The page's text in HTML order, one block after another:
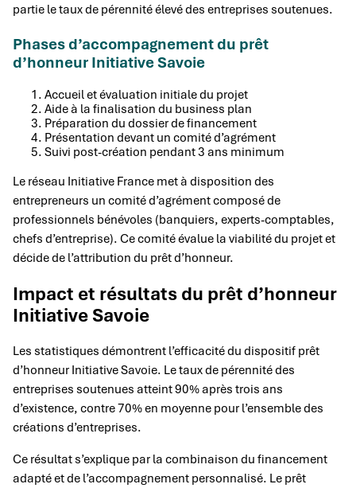
partie le taux de pérennité élevé des entreprises soutenues.
Phases d’accompagnement du prêt
d’honneur Initiative Savoie
Accueil et évaluation initiale du projet
Aide à la finalisation du business plan
Préparation du dossier de financement
Présentation devant un comité d’agrément
Suivi post-création pendant 3 ans minimum
Le réseau Initiative France met à disposition des
entrepreneurs un comité d’agrément composé de
professionnels bénévoles (banquiers, experts-comptables,
chefs d’entreprise). Ce comité évalue la viabilité du projet et
décide de l’attribution du prêt d’honneur.
Impact et résultats du prêt d’honneur
Initiative Savoie
Les statistiques démontrent l’efficacité du dispositif prêt
d’honneur Initiative Savoie. Le taux de pérennité des
entreprises soutenues atteint 90% après trois ans
d’existence, contre 70% en moyenne pour l’ensemble des
créations d’entreprises.
Ce résultat s’explique par la combinaison du financement
adapté et de l’accompagnement personnalisé. Le prêt